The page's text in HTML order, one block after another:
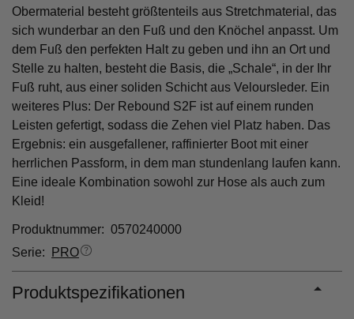
Obermaterial besteht größtenteils aus Stretchmaterial, das
sich wunderbar an den Fuß und den Knöchel anpasst. Um
dem Fuß den perfekten Halt zu geben und ihn an Ort und
Stelle zu halten, besteht die Basis, die „Schale“, in der Ihr
Fuß ruht, aus einer soliden Schicht aus Veloursleder. Ein
weiteres Plus: Der Rebound S2F ist auf einem runden
Leisten gefertigt, sodass die Zehen viel Platz haben. Das
Ergebnis: ein ausgefallener, raffinierter Boot mit einer
herrlichen Passform, in dem man stundenlang laufen kann.
Eine ideale Kombination sowohl zur Hose als auch zum
Kleid!
Produktnummer: 0570240000
Serie:
PRO
Produktspezifikationen